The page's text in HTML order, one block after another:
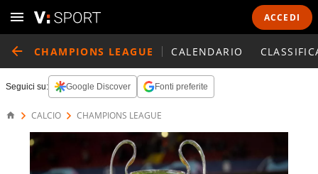
ACCEDI
CHAMPIONS LEAGUE CALENDARIO
Seguici su: Google Discover Fonti preferite
CALCIO CHAMPIONS LEAGUE